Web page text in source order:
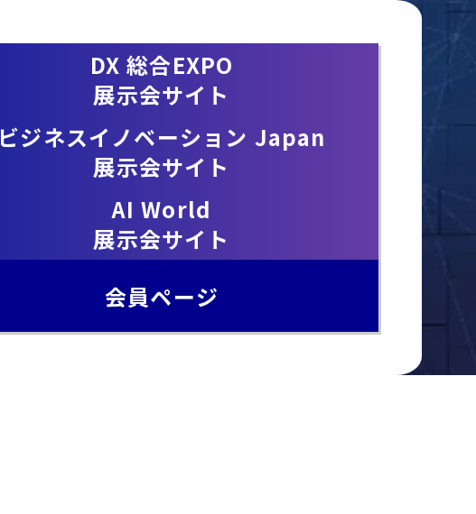
DX 総合EXPO
展示会サイト
ビジネスイノベーション Japan
展示会サイト
AI World
展示会サイト
会員ページ